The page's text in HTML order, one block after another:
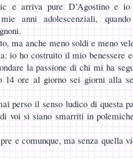
e arriva pure D’Agostino e
anni adolescenziali,
ma anche meno soldi e meno
io ho costruito il mio benessere
la passione di chi mi ha
14 ore al giorno sei giorni alla
perso il senso ludico di questa
voi si siano smarriti in
e comunque, ma senza quella